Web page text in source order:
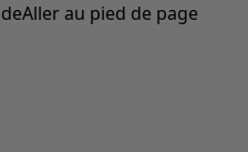
Aller au pied de page